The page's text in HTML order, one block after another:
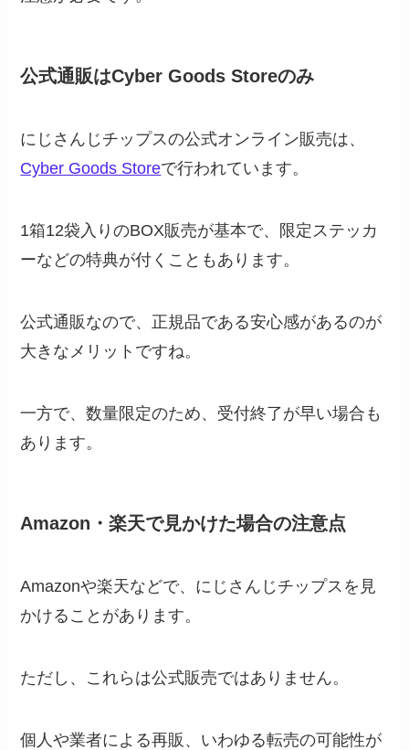
公式通販はCyber Goods Storeのみ
にじさんじチップスの公式オンライン販売は、
Cyber Goods Storeで行われています。
1箱12袋入りのBOX販売が基本で、限定ステッカ
ーなどの特典が付くこともあります。
公式通販なので、正規品である安心感があるのが
大きなメリットですね。
一方で、数量限定のため、受付終了が早い場合も
あります。
Amazon・楽天で見かけた場合の注意点
Amazonや楽天などで、にじさんじチップスを見
かけることがあります。
ただし、これらは公式販売ではありません。
個人や業者による再販、いわゆる転売の可能性が